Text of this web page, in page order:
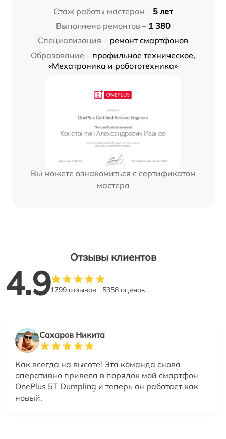
Стаж работы мастером – 5 лет
Выполнено ремонтов – 1 380
Специализация – ремонт смартфонов
Образование – профильное техническое,
«Мехатроника и робототехника»
Вы можете ознакомиться с сертификатом
мастера
Отзывы клиентов
4.91799 отзывов 5358 оценок
Сахаров Никита
Как всегда на высоте! Эта команда снова
оперативно привела в порядок мой смартфон
OnePlus 5T Dumpling и теперь он работает как
новый.